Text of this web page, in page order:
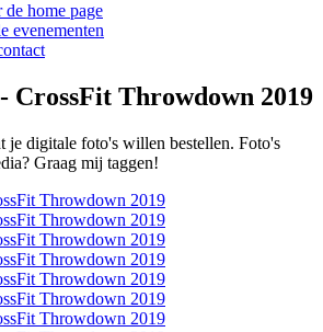
de home page
evenementen
- CrossFit Throwdown 2019
je digitale foto's willen bestellen. Foto's
Graag mij taggen!